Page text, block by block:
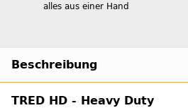
alles aus einer Hand
Beschreibung
TRED HD - Heavy Duty